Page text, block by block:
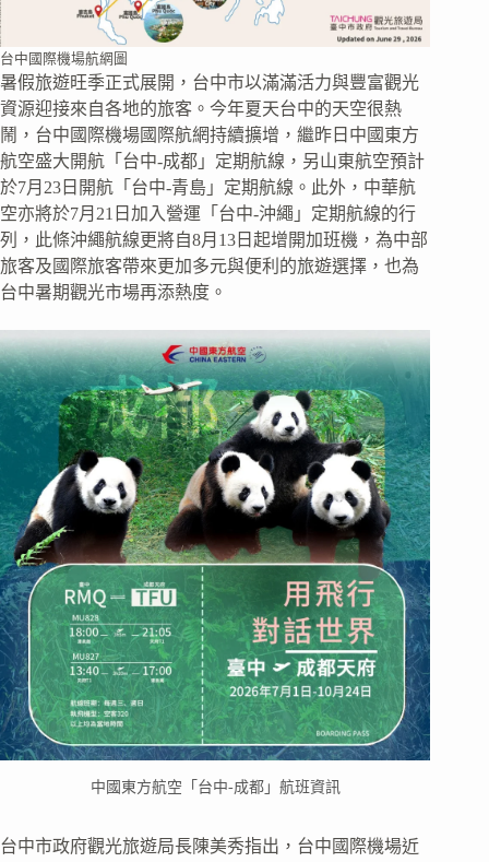
台中國際機場航網圖
暑假旅遊旺季正式展開，台中市以滿滿活力與豐富觀光
資源迎接來自各地的旅客。今年夏天台中的天空很熱
鬧，台中國際機場國際航網持續擴增，繼昨日中國東方
航空盛大開航「台中-成都」定期航線，另山東航空預計
於7月23日開航「台中-青島」定期航線。此外，中華航
空亦將於7月21日加入營運「台中-沖繩」定期航線的行
列，此條沖繩航線更將自8月13日起增開加班機，為中部
旅客及國際旅客帶來更加多元與便利的旅遊選擇，也為
台中暑期觀光市場再添熱度。
中國東方航空「台中-成都」航班資訊
台中市政府觀光旅遊局長陳美秀指出，台中國際機場近